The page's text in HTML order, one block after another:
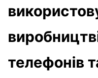
телефонів